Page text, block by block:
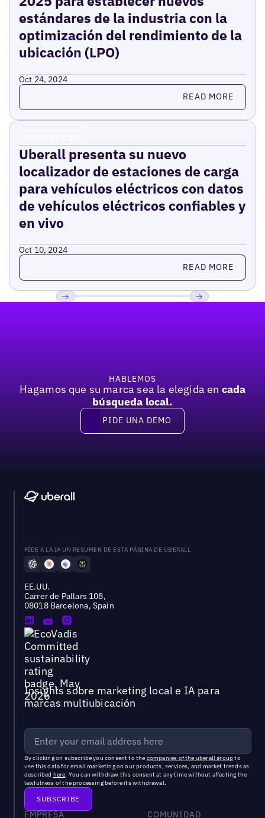
estándares de la industria con la
optimización del rendimiento de la
ubicación (LPO)
Oct 24, 2024
Read more READ MORE
Uberall presenta su nuevo
localizador de estaciones de carga
para vehículos eléctricos con datos
de vehículos eléctricos confiables y
en vivo
Oct 10, 2024
Read more READ MORE
HABLEMOS
Hagamos que su marca sea la elegida en cada
búsqueda local.
Pide una demo
PIDE UNA DEMO
PÍDE A LA IA UN RESUMEN DE ESTA PÁGINA DE UBERALL
EE.UU.
Carrer de Pallars 108,
08018 Barcelona, Spain
Insights sobre marketing local e IA para
marcas multiubicación
By clicking on subscribe you consent to the companies of the uberall groupto
use this data for email marketing on our products, services, and market trends as
described here. You can withdraw this consent at any time without affecting the
lawfulness of the processing before its withdrawal.
EMPRESA COMUNIDAD